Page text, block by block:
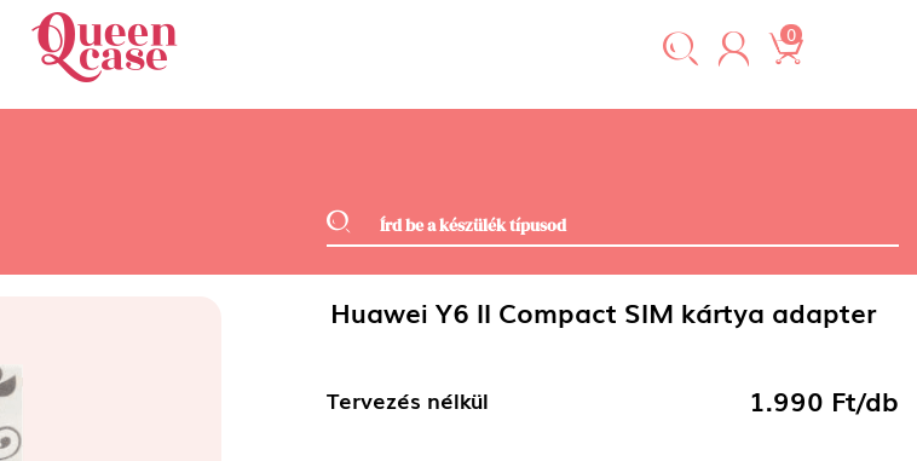
0
Huawei Y6 II Compact SIM kártya adapter
Tervezés nélkül 1.990 Ft/db